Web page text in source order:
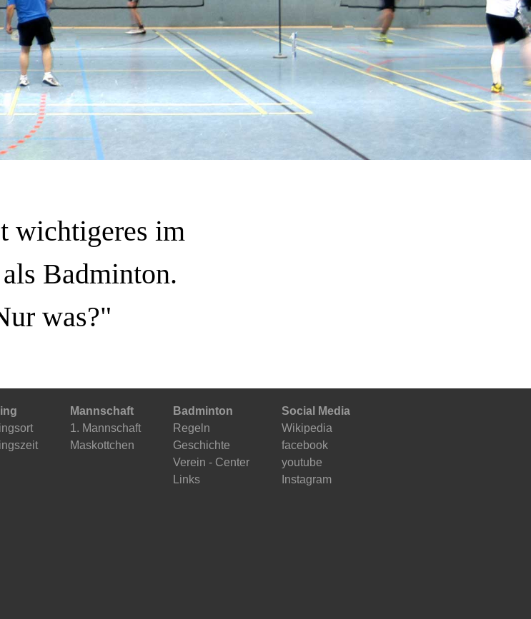
wichtigeres im
Badminton.
was?"
Mannschaft
1. Mannschaft
Maskottchen
Badminton
Regeln
Geschichte
Verein - Center
Links
Social Media
Wikipedia
facebook
youtube
Instagram